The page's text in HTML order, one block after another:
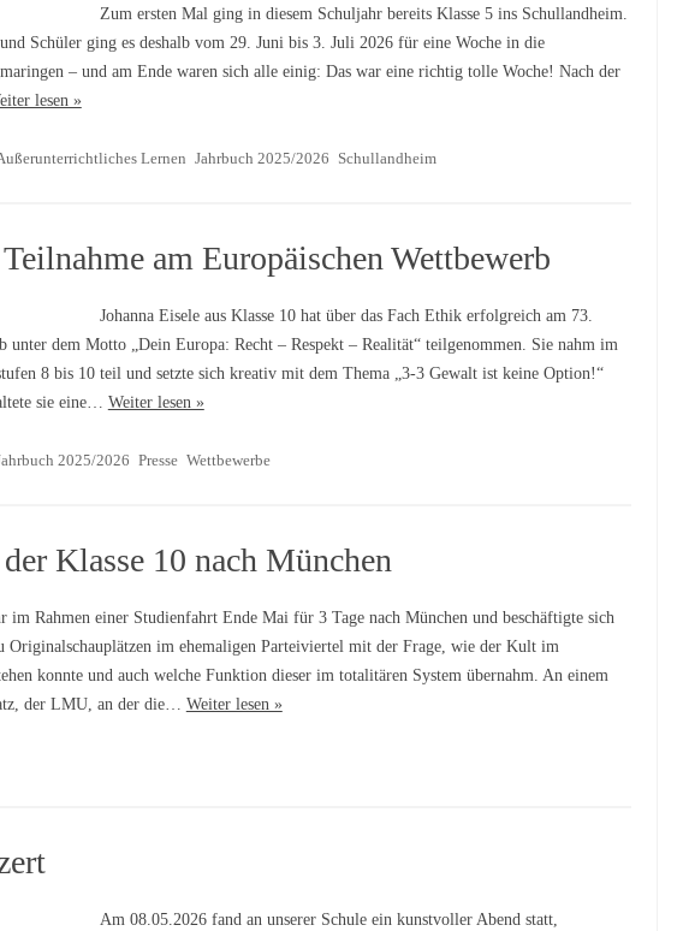
Zum ersten Mal ging in diesem Schuljahr bereits Klasse 5 ins Schullandheim.
Schüler ging es deshalb vom 29. Juni bis 3. Juli 2026 für eine Woche in die
– und am Ende waren sich alle einig: Das war eine richtig tolle Woche! Nach der
lesen »
Lernen Jahrbuch 2025/2026 Schullandheim
am Europäischen Wettbewerb
Johanna Eisele aus Klasse 10 hat über das Fach Ethik erfolgreich am 73.
unter dem Motto „Dein Europa: Recht – Respekt – Realität“ teilgenommen. Sie nahm im
8 bis 10 teil und setzte sich kreativ mit dem Thema „3-3 Gewalt ist keine Option!“
sie eine… Weiter lesen »
2025/2026 Presse Wettbewerbe
Klasse 10 nach München
im Rahmen einer Studienfahrt Ende Mai für 3 Tage nach München und beschäftigte sich
Originalschauplätzen im ehemaligen Parteiviertel mit der Frage, wie der Kult im
konnte und auch welche Funktion dieser im totalitären System übernahm. An einem
der LMU, an der die… Weiter lesen »
Am 08.05.2026 fand an unserer Schule ein kunstvoller Abend statt,